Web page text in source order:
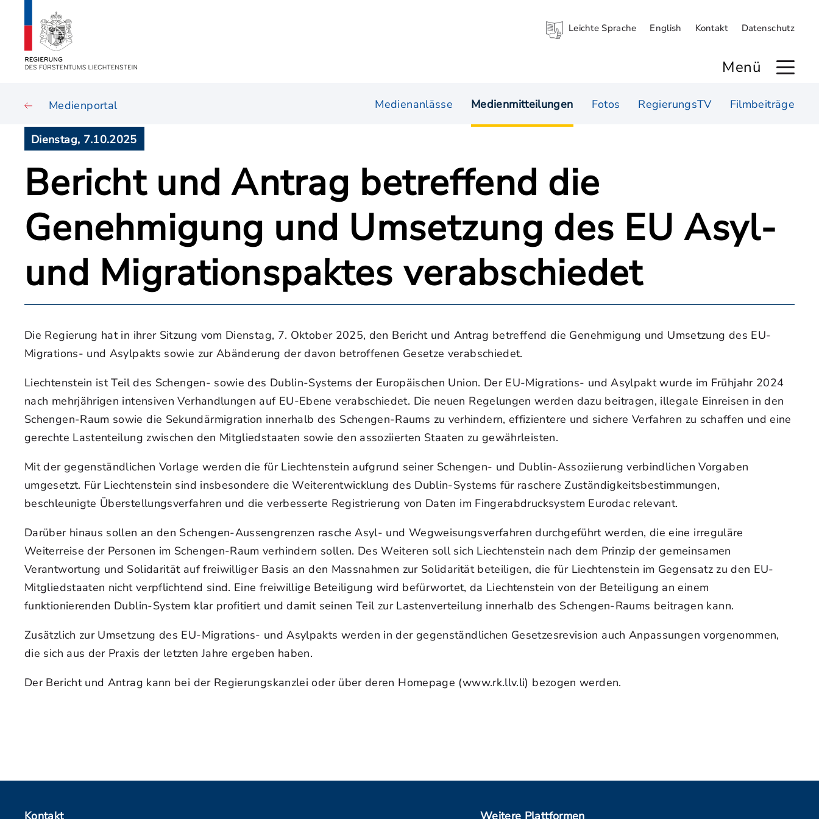
Leichte Sprache English Kontakt Datenschutz
Menü
Medienportal Medienanlässe Medienmitteilungen Fotos RegierungsTV Filmbeiträge
Dienstag, 7.10.2025
Bericht und Antrag betreffend die
Genehmigung und Umsetzung des EU Asyl-
und Migrationspaktes verabschiedet
Die Regierung hat in ihrer Sitzung vom Dienstag, 7. Oktober 2025, den Bericht und Antrag betreffend die Genehmigung und Umsetzung des EU-
Migrations- und Asylpakts sowie zur Abänderung der davon betroffenen Gesetze verabschiedet.
Liechtenstein ist Teil des Schengen- sowie des Dublin-Systems der Europäischen Union. Der EU-Migrations- und Asylpakt wurde im Frühjahr 2024
nach mehrjährigen intensiven Verhandlungen auf EU-Ebene verabschiedet. Die neuen Regelungen werden dazu beitragen, illegale Einreisen in den
Schengen-Raum sowie die Sekundärmigration innerhalb des Schengen-Raums zu verhindern, effizientere und sichere Verfahren zu schaffen und eine
gerechte Lastenteilung zwischen den Mitgliedstaaten sowie den assoziierten Staaten zu gewährleisten.
Mit der gegenständlichen Vorlage werden die für Liechtenstein aufgrund seiner Schengen- und Dublin-Assoziierung verbindlichen Vorgaben
umgesetzt. Für Liechtenstein sind insbesondere die Weiterentwicklung des Dublin-Systems für raschere Zuständigkeitsbestimmungen,
beschleunigte Überstellungsverfahren und die verbesserte Registrierung von Daten im Fingerabdrucksystem Eurodac relevant.
Darüber hinaus sollen an den Schengen-Aussengrenzen rasche Asyl- und Wegweisungsverfahren durchgeführt werden, die eine irreguläre
Weiterreise der Personen im Schengen-Raum verhindern sollen. Des Weiteren soll sich Liechtenstein nach dem Prinzip der gemeinsamen
Verantwortung und Solidarität auf freiwilliger Basis an den Massnahmen zur Solidarität beteiligen, die für Liechtenstein im Gegensatz zu den EU-
Mitgliedstaaten nicht verpflichtend sind. Eine freiwillige Beteiligung wird befürwortet, da Liechtenstein von der Beteiligung an einem
funktionierenden Dublin-System klar profitiert und damit seinen Teil zur Lastenverteilung innerhalb des Schengen-Raums beitragen kann.
Zusätzlich zur Umsetzung des EU-Migrations- und Asylpakts werden in der gegenständlichen Gesetzesrevision auch Anpassungen vorgenommen,
die sich aus der Praxis der letzten Jahre ergeben haben.
Der Bericht und Antrag kann bei der Regierungskanzlei oder über deren Homepage (www.rk.llv.li) bezogen werden.
Kontakt Weitere Plattformen